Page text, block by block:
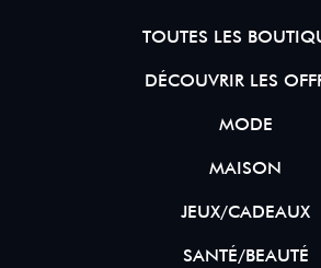
TOUTES LES
DÉCOUVRIR LES
MODE
MAISON
JEUX/CADEAUX
SANTÉ/BEAUTÉ